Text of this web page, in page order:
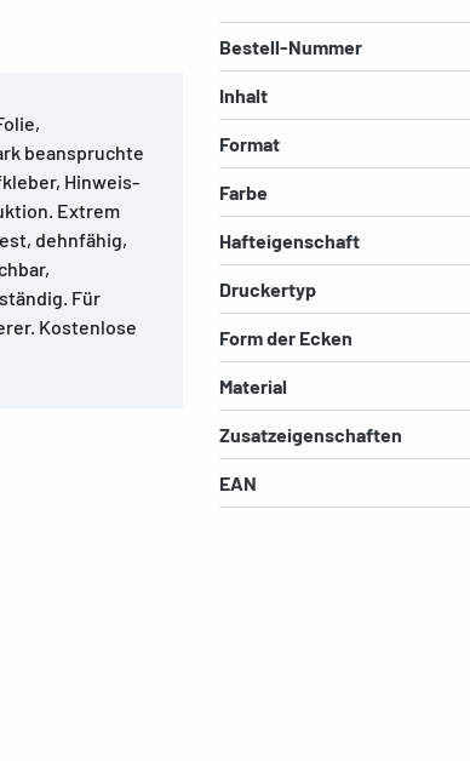
beanspruchte
Hinweis-
Extrem
dehnfähig,
Für
Kostenlose
Bestell-Nummer
Inhalt
Format
Farbe
Hafteigenschaft
Druckertyp
Form der Ecken
Material
Zusatzeigenschaften
EAN